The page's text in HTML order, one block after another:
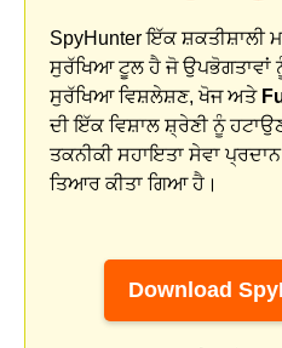
SpyHunter ਇੱਕ ਸ਼ਕਤੀਸ਼ਾਲੀ
ਸੁਰੱਖਿਆ ਟੂਲ ਹੈ ਜੋ ਉਪਭੋਗਤਾਵਾਂ
ਸੁਰੱਖਿਆ ਵਿਸ਼ਲੇਸ਼ਣ, ਖੋਜ ਅਤੇ
ਦੀ ਇੱਕ ਵਿਸ਼ਾਲ ਸ਼੍ਰੇਣੀ ਨੂੰ
ਤਕਨੀਕੀ ਸਹਾਇਤਾ ਸੇਵਾ
ਤਿਆਰ ਕੀਤਾ ਗਿਆ ਹੈ।
Download